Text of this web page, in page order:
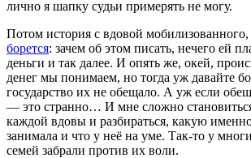
лично я шапку судьи примерять не могу.
Потом история с вдовой мобилизованного,
борется: зачем об этом писать, нечего ей
деньги и так далее. И опять же, окей,
денег мы понимаем, но тогда уж давайте
государство их не обещало. А уж если
— это странно… И мне сложно
каждой вдовы и разбираться, какую
занимала и что у неё на уме. Так-то у
семей забрали против их воли.